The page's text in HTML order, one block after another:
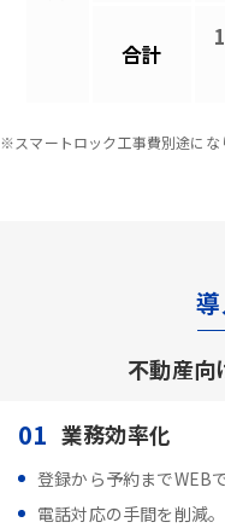
合計
※スマートロック工事費別途にな
不動産向
01 業務効率化
登録から予約までWEB
電話対応の手間を削減。